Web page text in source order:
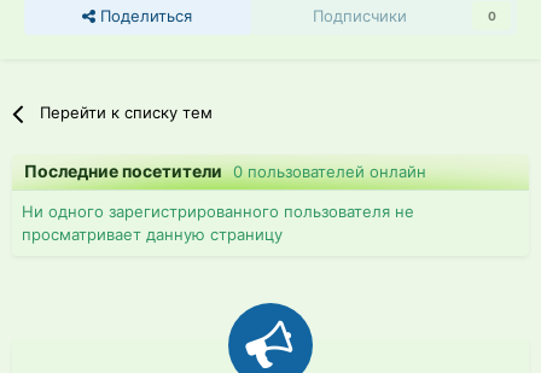
Поделиться Подписчики 0
Перейти к списку тем
Последние посетители0 пользователей онлайн
Ни одного зарегистрированного пользователя не
просматривает данную страницу